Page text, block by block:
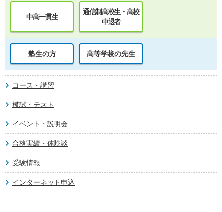
中高一貫生
通信制高校生・高校
中退者
塾生の方 高等学校の先生
コース・講習
模試・テスト
イベント・説明会
合格実績・体験談
受験情報
インターネット申込